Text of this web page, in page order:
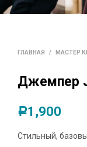
ГЛАВНАЯ / МАСТЕР
Джемпер
Р1,900
Стильный,